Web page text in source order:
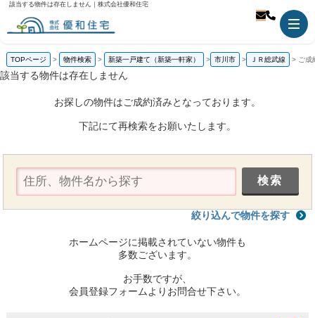
該当する物件は存在しません｜株式会社優和住宅
TOPページ 物件検索 新築一戸建て（新築一軒家） 市川市 ＪＲ総武線 ご成
該当する物件は存在しません
お探しの物件はご成約済みとなっております。
下記にて再検索をお願いたします。
絞り込んで物件を探す
ホームページに掲載されていない物件も
多数ございます。
お手数ですが、
会員登録フォームよりお問合せ下さい。